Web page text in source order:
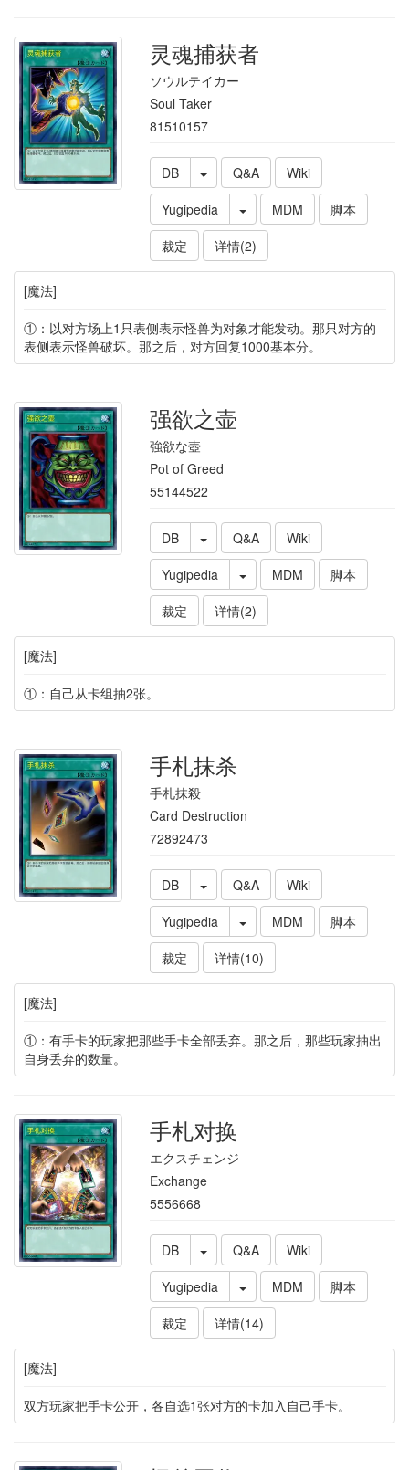
灵魂捕获者
ソウルテイカー
Soul Taker
81510157
DB Q&A
Wiki
Yugipedia
MDM
脚本
裁定
详情(2)
[魔法]
①：以对方场上1只表侧表示怪兽为对象才能发动。那只对方的
表侧表示怪兽破坏。那之后，对方回复1000基本分。
强欲之壶
強欲な壺
Pot of Greed
55144522
DB Q&A
Wiki
Yugipedia
MDM
脚本
裁定
详情(2)
[魔法]
①：自己从卡组抽2张。
手札抹杀
手札抹殺
Card Destruction
72892473
DB Q&A
Wiki
Yugipedia
MDM
脚本
裁定
详情(10)
[魔法]
①：有手卡的玩家把那些手卡全部丢弃。那之后，那些玩家抽出
自身丢弃的数量。
手札对换
エクスチェンジ
Exchange
5556668
DB Q&A
Wiki
Yugipedia
MDM
脚本
裁定
详情(14)
[魔法]
双方玩家把手卡公开，各自选1张对方的卡加入自己手卡。